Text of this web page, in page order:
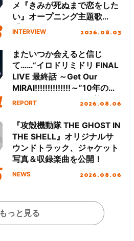
メ『きみが死ぬまで恋をした
い』オープニング主題歌
「Amore」インタビュー
INTERVIEW 2026.08.03
またいつか会えると信じ
て……“イロドリミドリ FINAL
LIVE 最終話 ～Get Our
MIRAI!!!!!!!!!!!!!!～”10年の活
動を経てファイナルを迎える
REPORT 2026.08.06
『攻殻機動隊 THE GHOST IN
THE SHELL』オリジナルサ
ウンドトラック、ジャケット
写真＆収録楽曲を公開！
NEWS 2026.08.06
もっと見る